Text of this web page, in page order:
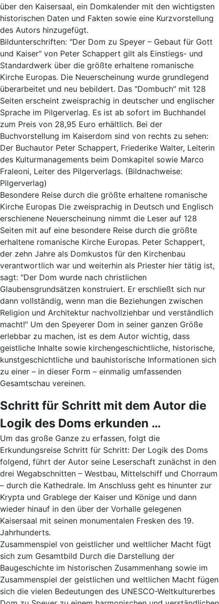
über den Kaisersaal, ein Domkalender mit den wichtigsten
historischen Daten und Fakten sowie eine Kurzvorstellung
des Autors hinzugefügt.
Bildunterschriften: "Der Dom zu Speyer – Gebaut für Gott
und Kaiser" von Peter Schappert gilt als Einstiegs- und
Standardwerk über die größte erhaltene romanische
Kirche Europas. Die Neuerscheinung wurde grundlegend
überarbeitet und neu bebildert. Das "Dombuch" mit 128
Seiten erscheint zweisprachig in deutscher und englischer
Sprache im Pilgerverlag. Es ist ab sofort im Buchhandel
zum Preis von 28,95 Euro erhältlich. Bei der
Buchvorstellung im Kaiserdom sind von rechts zu sehen:
Der Buchautor Peter Schappert, Friederike Walter, Leiterin
des Kulturmanagements beim Domkapitel sowie Marco
Fraleoni, Leiter des Pilgerverlags. (Bildnachweise:
Pilgerverlag)
Besondere Reise durch die größte erhaltene romanische
Kirche Europas Die zweisprachig in Deutsch und Englisch
erschienene Neuerscheinung nimmt die Leser auf 128
Seiten mit auf eine besondere Reise durch die größte
erhaltene romanische Kirche Europas. Peter Schappert,
der zehn Jahre als Domkustos für den Kirchenbau
verantwortlich war und weiterhin als Priester hier tätig ist,
sagt: "Der Dom wurde nach christlichen
Glaubensgrundsätzen konstruiert. Er erschließt sich nur
dann vollständig, wenn man die Beziehungen zwischen
Religion und Architektur nachvollziehbar und verständlich
macht!" Um den Speyerer Dom in seiner ganzen Größe
erlebbar zu machen, ist es dem Autor wichtig, dass
geistliche Inhalte sowie kirchengeschichtliche, historische,
kunstgeschichtliche und bauhistorische Informationen sich
zu einer – in dieser Form – einmalig umfassenden
Gesamtschau vereinen.
Schritt für Schritt mit dem Autor die
Logik des Doms erkunden …
Um das große Ganze zu erfassen, folgt die
Erkundungsreise Schritt für Schritt: Der Logik des Doms
folgend, führt der Autor seine Leserschaft zunächst in den
drei Wegabschnitten – Westbau, Mittelschiff und Chorraum
– durch die Kathedrale. Im Anschluss geht es hinunter zur
Krypta und Grablege der Kaiser und Könige und dann
wieder hinauf in den über der Vorhalle gelegenen
Kaisersaal mit seinen monumentalen Fresken des 19.
Jahrhunderts.
Zusammenspiel von geistlicher und weltlicher Macht fügt
sich zum Gesamtbild Durch die Darstellung der
Baugeschichte im historischen Zusammenhang sowie im
Zusammenspiel der geistlichen und weltlichen Macht fügen
sich die vielen Bedeutungen des UNESCO-Weltkulturerbes